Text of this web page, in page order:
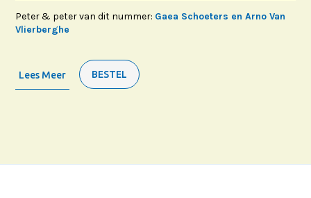
Peter & peter van dit nummer: Gaea Schoeters en Arno Van
Vlierberghe
Lees Meer BESTEL